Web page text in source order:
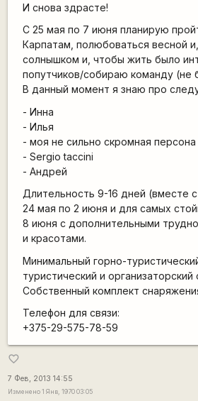
И снова здрасте!
С 25 мая по 7 июня планирую
Карпатам, полюбоваться весной
солнышком и, чтобы жить было
попутчиков/собираю команду (не
В данный момент я знаю про
- Инна
- Илья
- моя не сильно скромная персона
- Sergio taccini
- Андрей
Длительность 9-16 дней (вместе
24 мая по 2 июня и для самых
8 июня с дополнительными
и красотами.
Минимальный горно-
туристический и
Собственный комплект
Телефон для связи:
+375-29-575-78-59
favorite_border
7 Фев, 2013 14:55
Изменено 1 Янв, 1970 03:05